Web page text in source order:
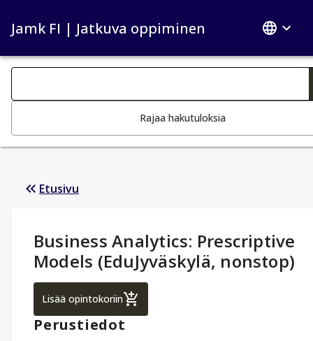
Jamk FI | Jatkuva oppiminen
Haku kategoriat
Rajaa hakutuloksia
Etusivu
Opintotiedot:
Business Analytics: Prescriptive
Models (EduJyväskylä, nonstop)
Lisää opintokoriinBusiness Analytics: Prescriptive Models
Perustiedot